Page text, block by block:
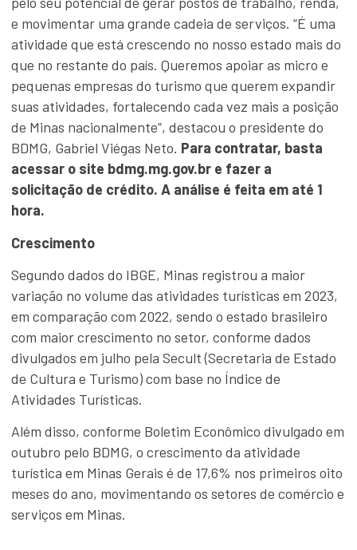
e movimentar uma grande cadeia de serviços. “É uma
atividade que está crescendo no nosso estado mais do
que no restante do país. Queremos apoiar as micro e
pequenas empresas do turismo que querem expandir
suas atividades, fortalecendo cada vez mais a posição
de Minas nacionalmente”, destacou o presidente do
BDMG, Gabriel Viégas Neto. Para contratar, basta
acessar o site bdmg.mg.gov.br e fazer a
solicitação de crédito. A análise é feita em até 1
hora.
Crescimento
Segundo dados do IBGE, Minas registrou a maior
variação no volume das atividades turísticas em 2023,
em comparação com 2022, sendo o estado brasileiro
com maior crescimento no setor, conforme dados
divulgados em julho pela Secult (Secretaria de Estado
de Cultura e Turismo) com base no Índice de
Atividades Turísticas.
Além disso, conforme Boletim Econômico divulgado em
outubro pelo BDMG, o crescimento da atividade
turística em Minas Gerais é de 17,6% nos primeiros oito
meses do ano, movimentando os setores de comércio e
serviços em Minas.